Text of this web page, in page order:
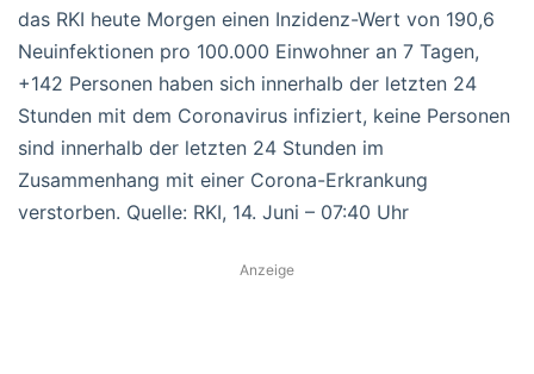
das RKI heute Morgen einen Inzidenz-Wert von 190,6
Neuinfektionen pro 100.000 Einwohner an 7 Tagen,
+142 Personen haben sich innerhalb der letzten 24
Stunden mit dem Coronavirus infiziert, keine Personen
sind innerhalb der letzten 24 Stunden im
Zusammenhang mit einer Corona-Erkrankung
verstorben. Quelle: RKI, 14. Juni – 07:40 Uhr
Anzeige